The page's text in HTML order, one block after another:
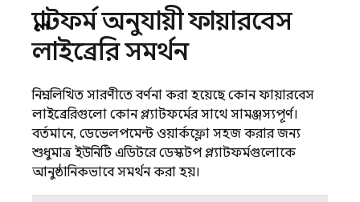
প্ল্যাটফর্ম অনুযায়ী ফায়ারবেস
লাইব্রেরি সমর্থন
নিম্নলিখিত সারণীতে বর্ণনা করা হয়েছে কোন ফায়ারবেস
লাইব্রেরিগুলো কোন প্ল্যাটফর্মের সাথে সামঞ্জস্যপূর্ণ।
বর্তমানে, ডেভেলপমেন্ট ওয়ার্কফ্লো সহজ করার জন্য
শুধুমাত্র ইউনিটি এডিটরে ডেস্কটপ প্ল্যাটফর্মগুলোকে
আনুষ্ঠানিকভাবে সমর্থন করা হয়।